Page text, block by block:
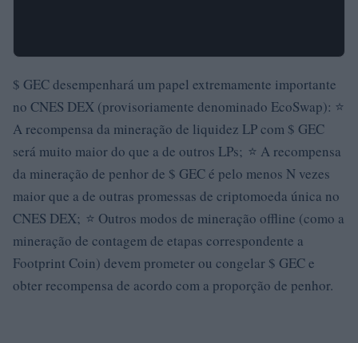
$ GEC desempenhará um papel extremamente importante
no CNES DEX (provisoriamente denominado EcoSwap): ⭐
A recompensa da mineração de liquidez LP com $ GEC
será muito maior do que a de outros LPs; ⭐ A recompensa
da mineração de penhor de $ GEC é pelo menos N vezes
maior que a de outras promessas de criptomoeda única no
CNES DEX; ⭐ Outros modos de mineração offline (como a
mineração de contagem de etapas correspondente a
Footprint Coin) devem prometer ou congelar $ GEC e
obter recompensa de acordo com a proporção de penhor.